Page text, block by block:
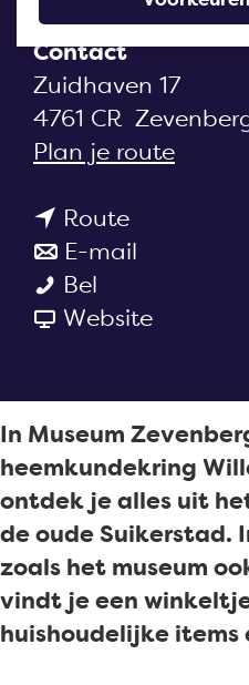
Contact
Zuidhaven 17
4761 CR
Plan je routen
m
Z
e
v
e
n
b
Routen
a
r
e
u
m
Z
e
v
e
E-mail
a
s
e
u
m
Z
e
v
Bel
u
m
Z
e
v
e
n
b
Websitev
u
s
e
u
m
Z
e
In Museum
heemkundekring
ontdek je alles uit
de oude Suikerstad.
zoals het museum
vindt je een
huishoudelijke items